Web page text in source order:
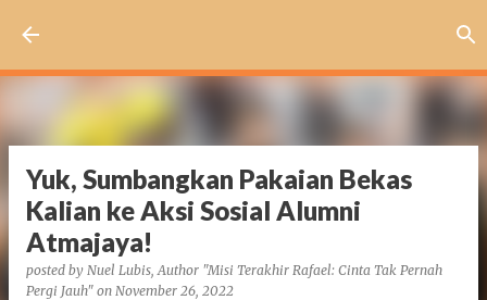
Yuk, Sumbangkan Pakaian Bekas
Kalian ke Aksi Sosial Alumni
Atmajaya!
posted by Nuel Lubis, Author "Misi Terakhir Rafael: Cinta Tak Pernah
Pergi Jauh" on November 26, 2022